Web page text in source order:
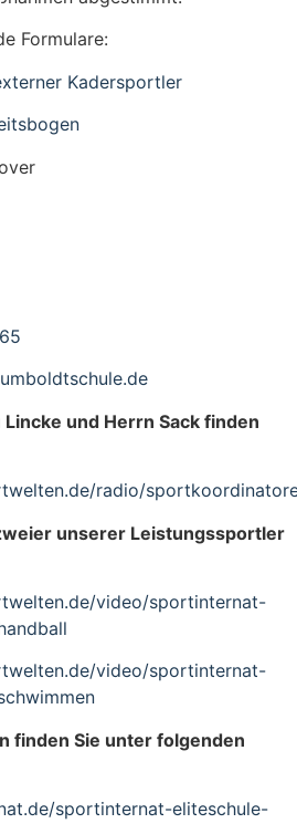
Formulare:
Kadersportler
und Herrn Sack finden
radio/
unserer Leistungssportler
video/sportinternat-
video/sportinternat-
finden Sie unter folgenden
sportinternat-eliteschule-